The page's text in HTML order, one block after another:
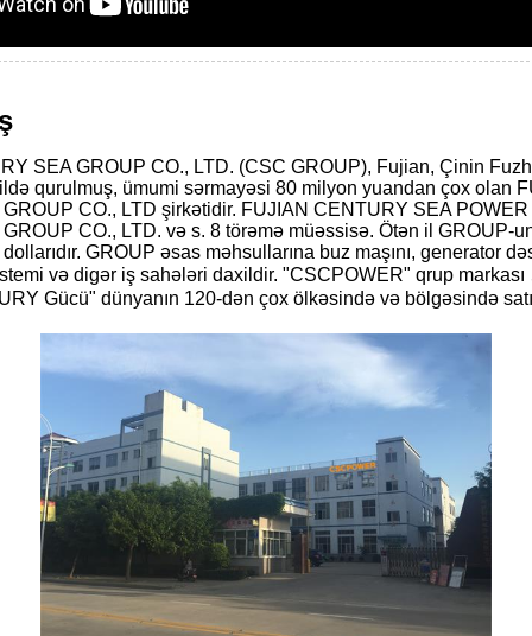
SEA GROUP CO., LTD. (CSC GROUP), Fujian, Çinin
qurulmuş, ümumi sərmayəsi 80 milyon yuandan çox olan
CO., LTD şirkətidir. FUJIAN CENTURY SEA POWER
CO., LTD. və s. 8 törəmə müəssisə. Ötən il GROUP-
GROUP əsas məhsullarına buz maşını, generator
və digər iş sahələri daxildir. "CSCPOWER" qrup
Gücü" dünyanın 120-dən çox ölkəsində və bölgəsində